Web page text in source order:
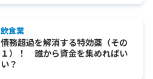
飲食業
債務超過を解消する特効薬（その
１）！ 誰から資金を集めればい
い？